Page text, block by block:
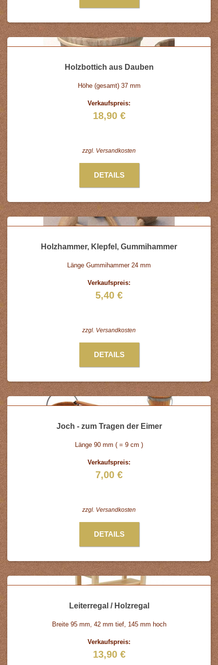
Holzbottich aus Dauben
Höhe (gesamt) 37 mm
Verkaufspreis:
18,90 €
zzgl. Versandkosten
DETAILS
Holzhammer, Klepfel, Gummihammer
Länge Gummihammer 24 mm
Verkaufspreis:
5,40 €
zzgl. Versandkosten
DETAILS
Joch - zum Tragen der Eimer
Länge 90 mm ( = 9 cm )
Verkaufspreis:
7,00 €
zzgl. Versandkosten
DETAILS
Leiterregal / Holzregal
Breite 95 mm, 42 mm tief, 145 mm hoch
Verkaufspreis:
13,90 €